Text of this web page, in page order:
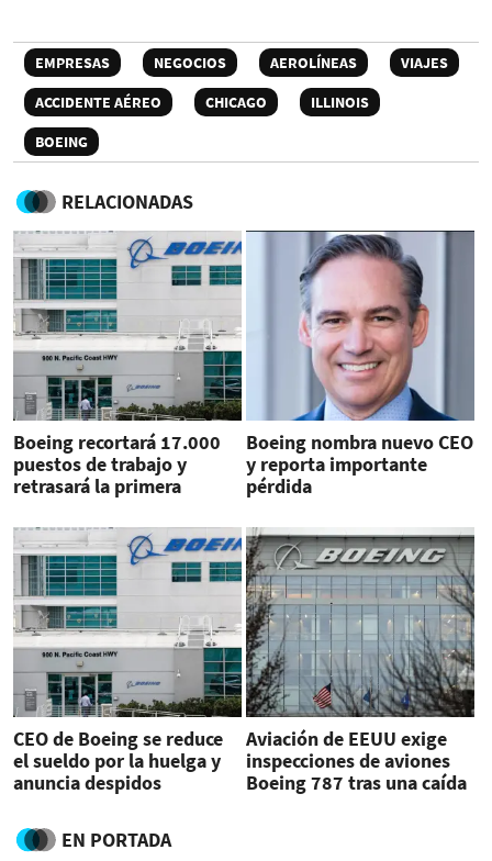
EMPRESAS NEGOCIOS AEROLÍNEAS
VIAJES
ACCIDENTE AÉREO
CHICAGO
ILLINOIS
BOEING
RELACIONADAS
Boeing recortará 17.000
puestos de trabajo y
retrasará la primera
Boeing nombra nuevo CEO
y reporta importante
pérdida
CEO de Boeing se reduce
el sueldo por la huelga y
anuncia despidos
Aviación de EEUU exige
inspecciones de aviones
Boeing 787 tras una caída
EN PORTADA